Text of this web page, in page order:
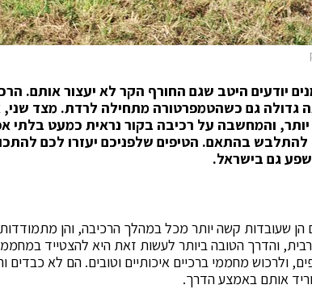
יודעים היטב שגם החורף הקר לא יעצור אותם.
גדולה גם כשהטמפרטורה מתחילה לרדת. מצד
והמחשבה על רכיבה בקור נראית כמעט בלתי
להתלבש בהתאם. הטיפים שלפניכם יעזרו לכם
גם בישראל.
הן שעובדות קשה יותר מכל במהלך הרכיבה, והן
והדרך הטובה ביותר לעשות זאת היא להצטייד
ולרכוש מחממי ברכיים איכותיים וטובים. הם לא כבדים
אותם באמצע הדרך.